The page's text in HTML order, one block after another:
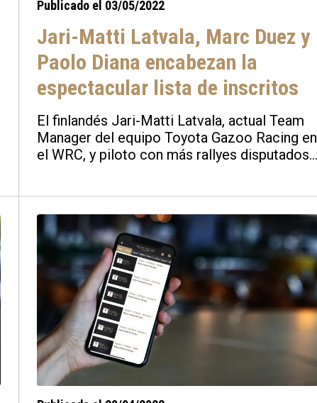
Publicado el 03/05/2022
Jari-Matti Latvala, Marc Duez y
Paolo Diana encabezan la
espectacular lista de inscritos
El finlandés Jari-Matti Latvala, actual Team
Manager del equipo Toyota Gazoo Racing en
el WRC, y piloto con más rallyes disputados
ST165 ex oficial, copilotado por su amigo y
también piloto Juho Haninen.